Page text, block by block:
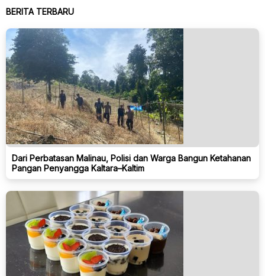
BERITA TERBARU
Dari Perbatasan Malinau, Polisi dan Warga Bangun Ketahanan
Pangan Penyangga Kaltara–Kaltim